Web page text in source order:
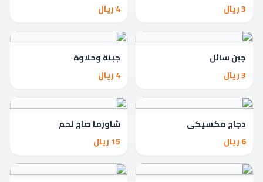
3 ريال
4 ريال
جبن سائل
3 ريال
جبنة وحلاوة
4 ريال
دجاج مكسيكي
6 ريال
شاورما صاج لحم
15 ريال